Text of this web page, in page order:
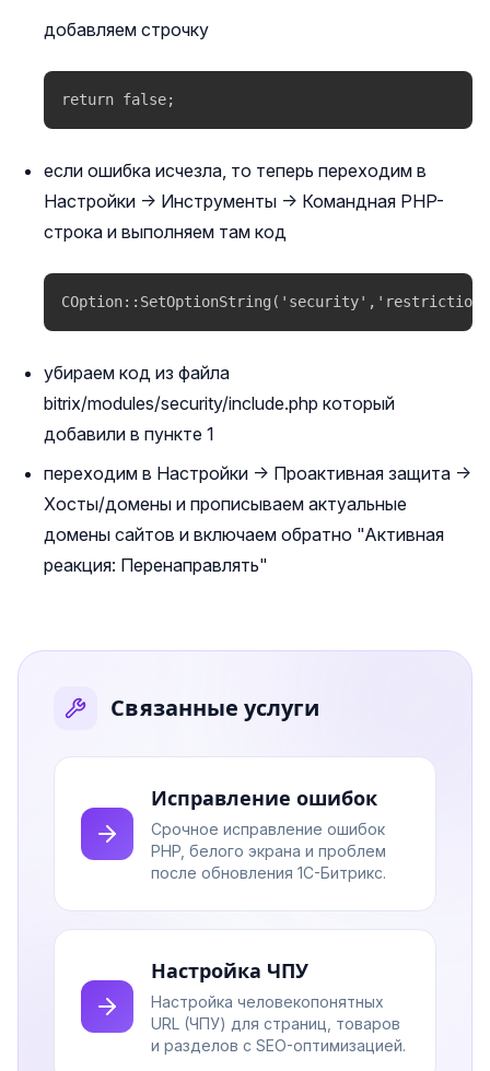
добавляем строчку
return false;
если ошибка исчезла, то теперь переходим в
Настройки -> Инструменты -> Командная PHP-
строка и выполняем там код
убираем код из файла
bitrix/modules/security/include.php который
добавили в пункте 1
переходим в Настройки -> Проактивная защита ->
Хосты/домены и прописываем актуальные
домены сайтов и включаем обратно "Активная
реакция: Перенаправлять"
Связанные услуги
Исправление ошибок
Срочное исправление ошибок
PHP, белого экрана и проблем
после обновления 1С-Битрикс.
Настройка ЧПУ
Настройка человекопонятных
URL (ЧПУ) для страниц, товаров
и разделов с SEO-оптимизацией.